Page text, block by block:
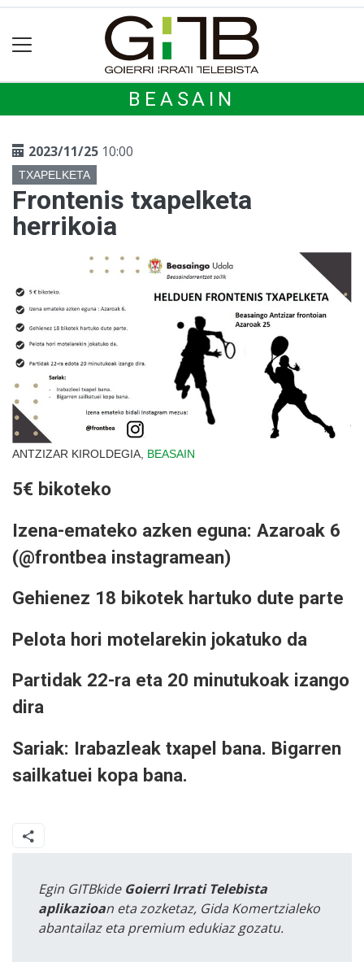
BEASAIN
2023/11/25 10:00
TXAPELKETA
Frontenis txapelketa
herrikoia
ANTZIZAR KIROLDEGIA, BEASAIN
5€ bikoteko
Izena-emateko azken eguna: Azaroak 6
(@frontbea instagramean)
Gehienez 18 bikotek hartuko dute parte
Pelota hori motelarekin jokatuko da
Partidak 22-ra eta 20 minutukoak izango
dira
Sariak: Irabazleak txapel bana. Bigarren
sailkatuei kopa bana.
Egin GITBkide Goierri Irrati Telebista
aplikazioan eta zozketaz, Gida Komertzialeko
abantailaz eta premium edukiaz gozatu.